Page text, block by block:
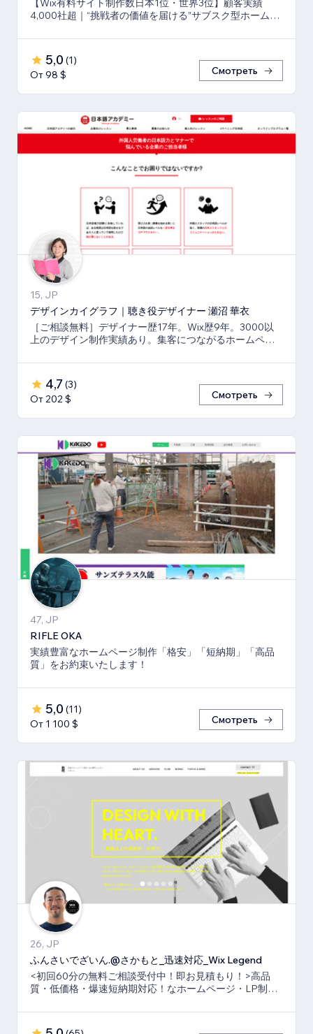
【Wix有料サイト制作数日本1位・世界3位】顧客実績
4,000社超｜“挑戦者の価値を届ける”サブスク型ホームペ
5,0 (1)
От 98 $
Смотреть
15, JP
デザインカイグラフ｜聴き役デザイナー 瀬沼 華衣
［ご相談無料］デザイナー歴17年。Wix歴9年。3000以
上のデザイン制作実績あり。集客につながるホームペー
4,7 (3)
От 202 $
Смотреть
47, JP
RIFLE OKA
実績豊富なホームページ制作「格安」「短納期」「高品
質」をお約束いたします！
5,0 (11)
От 1 100 $
Смотреть
26, JP
ふんさいでざいん.@さかもと_迅速対応_Wix Legend
<初回60分の無料ご相談受付中！即お見積もり！>高品
質・低価格・爆速短納期対応！なホームページ・LP制作